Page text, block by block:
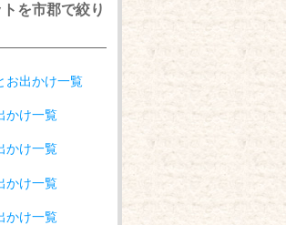
を市郡で絞り
お出かけ一覧
かけ一覧
かけ一覧
かけ一覧
かけ一覧